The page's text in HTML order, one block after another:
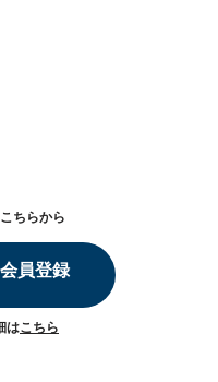
ちらから
員登録
はこちら